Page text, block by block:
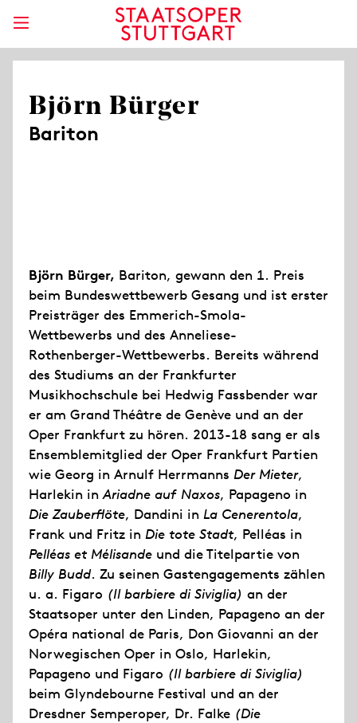
Björn Bürger
Bariton
Björn Bürger, Bariton, gewann den 1. Preis
beim Bundeswettbewerb Gesang und ist erster
Preisträger des Emmerich-Smola-
Wettbewerbs und des Anneliese-
Rothenberger-Wettbewerbs. Bereits während
des Studiums an der Frankfurter
Musikhochschule bei Hedwig Fassbender war
er am Grand Théâtre de Genève und an der
Oper Frankfurt zu hören. 2013-18 sang er als
Ensemblemitglied der Oper Frankfurt Partien
wie Georg in Arnulf Herrmanns Der Mieter,
Harlekin inAriadne auf Naxos, Papageno in
Die Zauberflöte, Dandini in La Cenerentola,
Frank und Fritz in Die tote Stadt, Pelléas in
Pelléas et Mélisande und die Titelpartie von
Billy Budd. Zu seinen Gastengagements zählen
u. a. Figaro (Il barbiere di Siviglia) an der
Staatsoper unter den Linden, Papageno an der
Opéra national de Paris, Don Giovanni an der
Norwegischen Oper in Oslo, Harlekin,
Papageno und Figaro (Il barbiere di Siviglia)
beim Glyndebourne Festival und an der
Dresdner Semperoper, Dr. Falke (Die